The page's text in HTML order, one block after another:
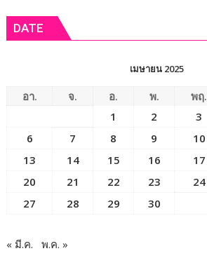
DATE
เมษายน 2025
อา. จ. อ. พ. พฤ.
1
2 3
6
7 8 9 10
13
14 15 16 17
20
21 22 23 24
27
28 29 30
« มี.ค. พ.ค. »